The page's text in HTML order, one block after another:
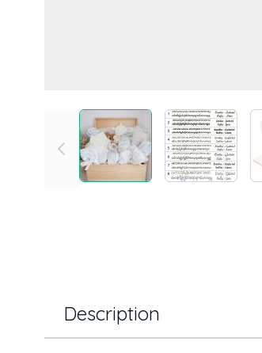
View larger image
View
Description